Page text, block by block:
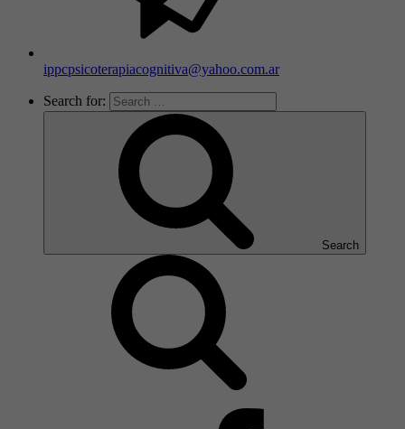
ippcpsicoterapiacognitiva@yahoo.com.ar
Search for:
Search